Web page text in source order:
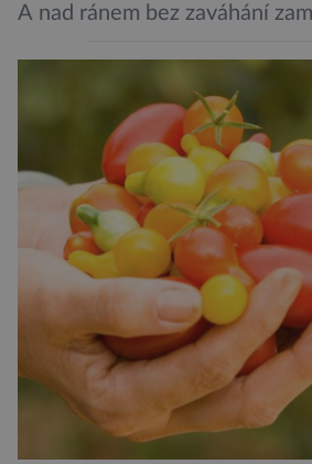
A nad ránem bez zaváhání
ukazuje, že candát obecný má
orientační schopnosti, než si
mysleli. Vědci z Biologického
věd ČR sledovali pohyb
nádrži Římov […]